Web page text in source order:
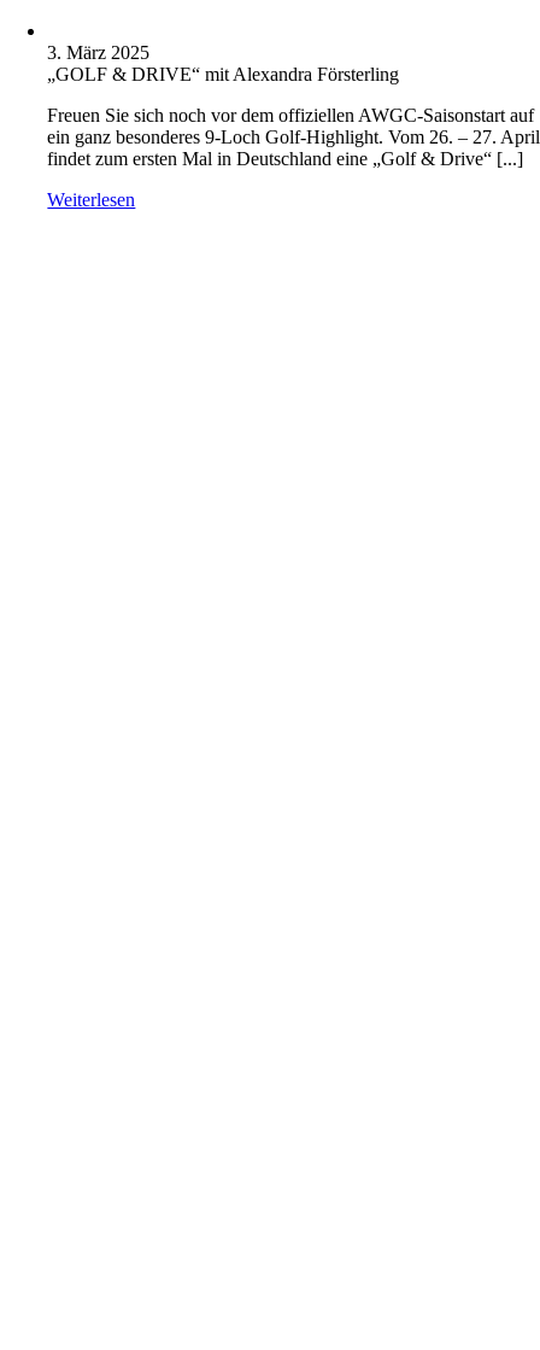
3. März 2025
„GOLF & DRIVE“ mit Alexandra Försterling
Freuen Sie sich noch vor dem offiziellen AWGC-Saisonstart auf
ein ganz besonderes 9-Loch Golf-Highlight. Vom 26. – 27. April
findet zum ersten Mal in Deutschland eine „Golf & Drive“ [...]
Weiterlesen